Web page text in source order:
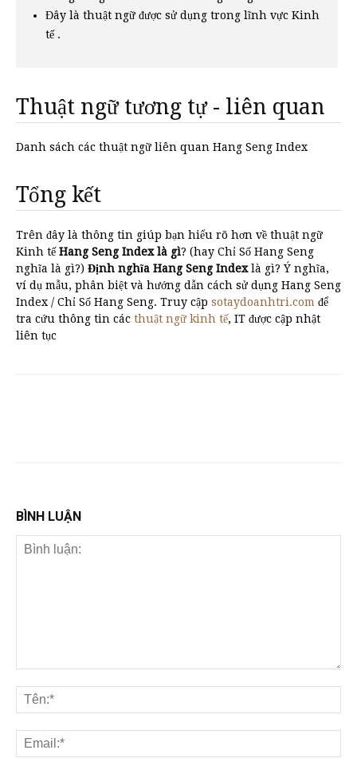
Đây là thuật ngữ được sử dụng trong lĩnh vực Kinh
tế .
Thuật ngữ tương tự - liên quan
Danh sách các thuật ngữ liên quan Hang Seng Index
Tổng kết
Trên đây là thông tin giúp bạn hiểu rõ hơn về thuật ngữ
Kinh tếHang Seng Index là gì? (hay Chỉ Số Hang Seng
nghĩa là gì?) Định nghĩa Hang Seng Indexlà gì? Ý nghĩa,
ví dụ mẫu, phân biệt và hướng dẫn cách sử dụng Hang Seng
Index / Chỉ Số Hang Seng. Truy cập sotaydoanhtri.com để
tra cứu thông tin các thuật ngữ kinh tế, IT được cập nhật
liên tục
BÌNH LUẬN